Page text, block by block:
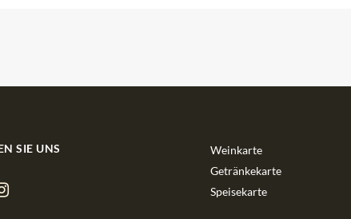
SIE UNS
Weinkarte
Getränkekarte
Speisekarte